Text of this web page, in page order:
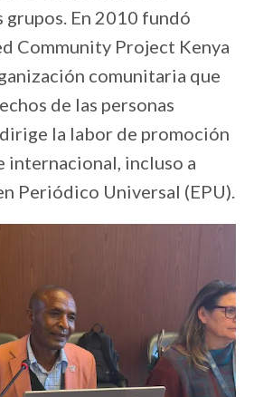
grupos. En 2010 fundó
Community Project Kenya
comunitaria que
de las personas
la labor de promoción
internacional, incluso a
Periódico Universal (EPU).